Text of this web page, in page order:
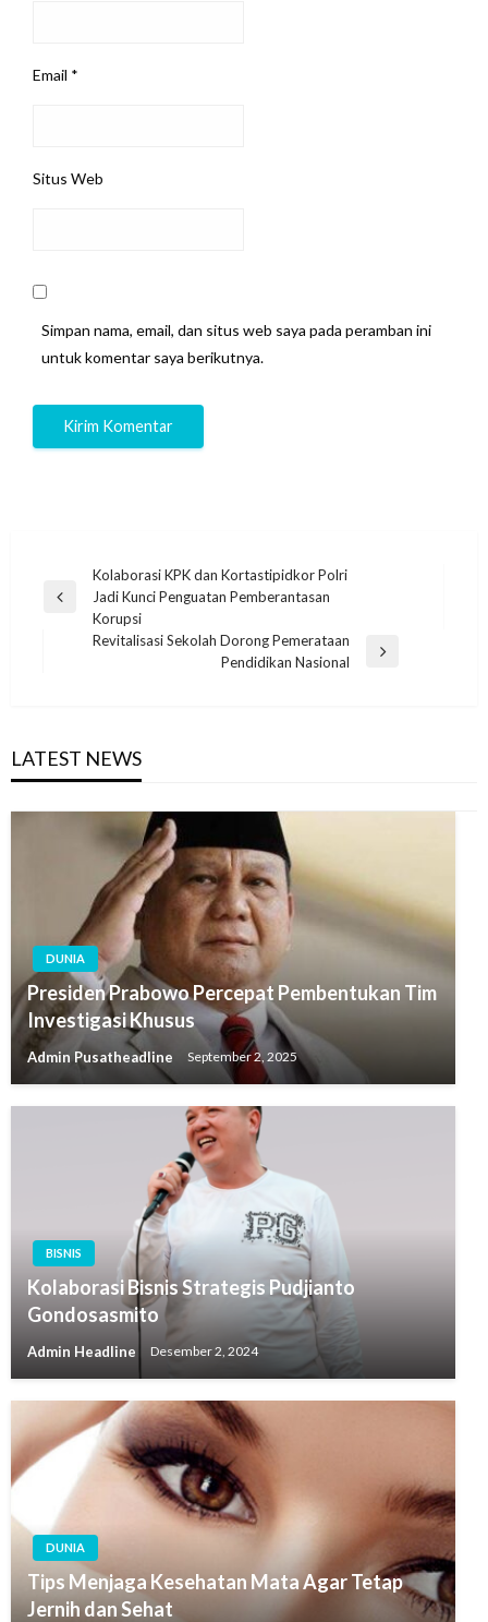
Email *
Situs Web
Simpan nama, email, dan situs web saya pada peramban ini
untuk komentar saya berikutnya.
Navigasi
pos
Previous
Kolaborasi KPK dan Kortastipidkor Polri
Jadi Kunci Penguatan Pemberantasan
Korupsi
Revitalisasi Sekolah Dorong Pemerataan
Pendidikan Nasional
LATEST NEWS
DUNIA
Presiden Prabowo Percepat Pembentukan Tim
Investigasi Khusus
Admin Pusatheadline September 2, 2025
BISNIS
Kolaborasi Bisnis Strategis Pudjianto
Gondosasmito
Admin Headline Desember 2, 2024
DUNIA
Tips Menjaga Kesehatan Mata Agar Tetap
Jernih dan Sehat